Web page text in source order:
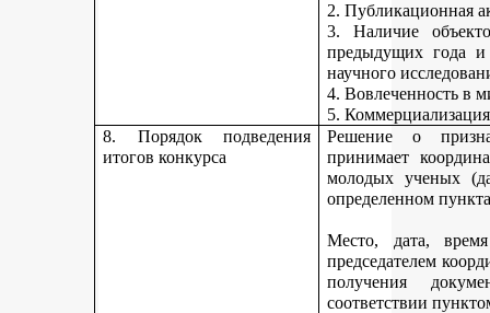
2. Публикационная
3. Наличие
предыдущих года
научного
4. Вовлеченность в
5.
8. Порядок подведения
итогов конкурса
Решение о
принимает
молодых ученых
определенном
Место, дата, время
председателем
получения
соответствии